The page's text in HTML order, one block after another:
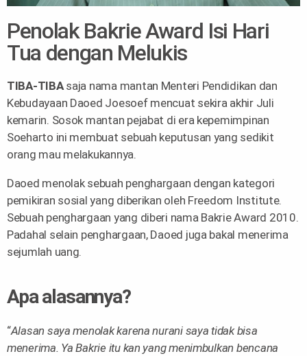
Penolak Bakrie Award Isi Hari
Tua dengan Melukis
TIBA-TIBAsaja nama mantan Menteri Pendidikan dan
Kebudayaan Daoed Joesoef mencuat sekira akhir Juli
kemarin. Sosok mantan pejabat di era kepemimpinan
Soeharto ini membuat sebuah keputusan yang sedikit
orang mau melakukannya.
Daoed menolak sebuah penghargaan dengan kategori
pemikiran sosial yang diberikan oleh Freedom Institute.
Sebuah penghargaan yang diberi nama Bakrie Award 2010.
Padahal selain penghargaan, Daoed juga bakal menerima
sejumlah uang.
Apa alasannya?
“Alasan saya menolak karena nurani saya tidak bisa
menerima. Ya Bakrie itu kan yang menimbulkan bencana